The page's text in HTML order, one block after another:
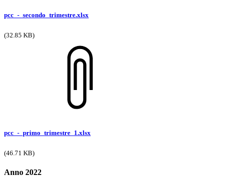
pcc_-_secondo_trimestre.xlsx
(32.85 KB)
pcc_-_primo_trimestre_1.xlsx
(46.71 KB)
Anno 2022